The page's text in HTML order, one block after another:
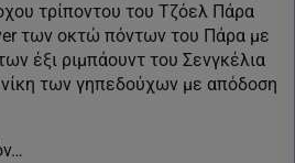
τρίποντου του Τζόελ Πάρα
των οκτώ πόντων του Πάρα με
έξι ριμπάουντ του Σενγκέλια
των γηπεδούχων με απόδοση